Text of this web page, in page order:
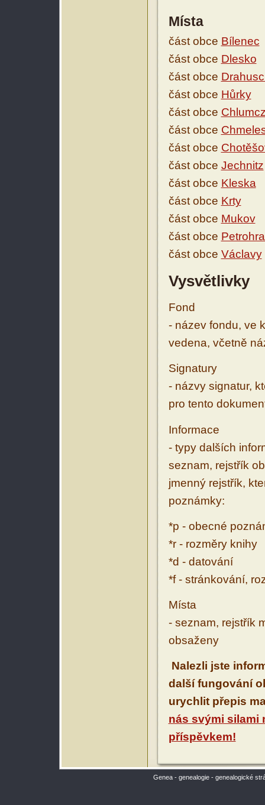
Místa
část obce Bílenec
část obce Dlesko
část obce
část obce Hůrky
část obce
část obce
část obce
část obce Jechnitz
část obce Kleska
část obce Krty
část obce Mukov
část obce
část obce Václavy
Vysvětlivky
Fond
- název fondu, ve
vedena, včetně
Signatury
- názvy signatur,
pro tento
Informace
- typy dalších
seznam, rejstřík
jmenný rejstřík,
poznámky:
*p - obecné
*r - rozměry knihy
*d - datování
*f - stránkování,
Místa
- seznam, rejstřík
obsaženy
Nalezli jste
další fungování
urychlit přepis
nás svými silami
příspěvkem!
Genea - genealogie - genealogické